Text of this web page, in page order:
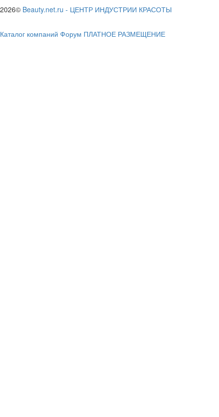
2026© Beauty.net.ru - ЦЕНТР ИНДУСТРИИ КРАСОТЫ
Каталог компаний Форум ПЛАТНОЕ РАЗМЕЩЕНИЕ